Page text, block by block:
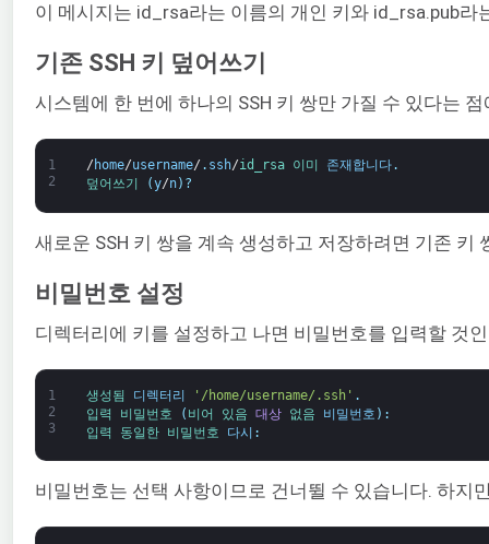
이 메시지는 id_rsa라는 이름의 개인 키와 id_rsa.pub
기존 SSH 키 덮어쓰기
시스템에 한 번에 하나의 SSH 키 쌍만 가질 수 있다는
1
2
/ home/username/ . ssh/id_rsa 이미 존재합니다.
덮어쓰기
(y/n) ?
새로운 SSH 키 쌍을 계속 생성하고 저장하려면 기존
비밀번호 설정
디렉터리에 키를 설정하고 나면 비밀번호를 입력할 것
1
2
3
생성됨 디렉터리 '/home/username/.ssh' .
입력
비밀번호 ( 비어 있음 대상 없음 비밀번호 ) :
입력
동일한 비밀번호 다시 :
비밀번호는 선택 사항이므로 건너뛸 수 있습니다. 하지